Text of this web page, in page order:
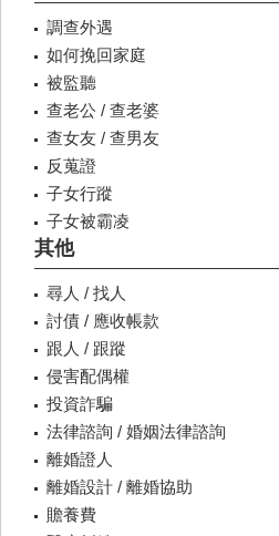
調查外遇
如何挽回家庭
被監聽
查老公 / 查老婆
查女友 / 查男友
反蒐證
子女行蹤
子女被霸凌
其他
尋人 / 找人
討債 / 應收帳款
跟人 / 跟蹤
侵害配偶權
投資詐騙
法律諮詢 / 婚姻法律諮詢
離婚證人
離婚設計 / 離婚協助
贍養費